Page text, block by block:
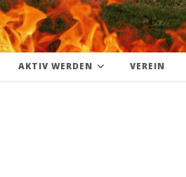
AKTIV WERDEN VEREIN